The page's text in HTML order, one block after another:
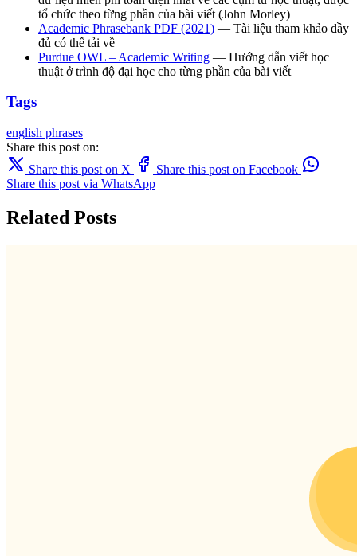
tổ chức theo từng phần của bài viết (John Morley)
Academic Phrasebank PDF (2021) — Tài liệu tham khảo đầy
đủ có thể tải về
Purdue OWL – Academic Writing — Hướng dẫn viết học
thuật ở trình độ đại học cho từng phần của bài viết
Tags
english phrases
Share this post on:
Share this post on X
Share this post on Facebook
Share this post via WhatsApp
Related Posts